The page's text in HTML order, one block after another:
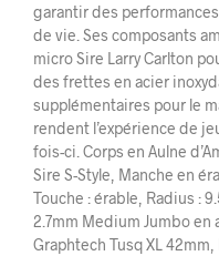
garantir des
de vie. Ses composants
micro Sire Larry Carlton
des frettes en acier
supplémentaires pour le
rendent l’expérience de
fois-ci. Corps en Aulne
Sire S-Style, Manche en
Touche : érable, Radius :
2.7mm Medium Jumbo
Graphtech Tusq XL